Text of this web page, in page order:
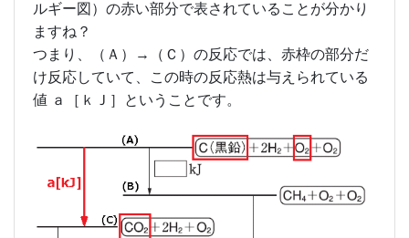
ルギー図）の赤い部分で表されていることが分かり
ますね？
つまり、（Ａ）→（Ｃ）の反応では、赤枠の部分だ
け反応していて、この時の反応熱は与えられている
値 ａ［ｋＪ］ということです。